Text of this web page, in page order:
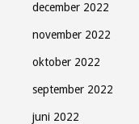
december 2022
november 2022
oktober 2022
september 2022
juni 2022